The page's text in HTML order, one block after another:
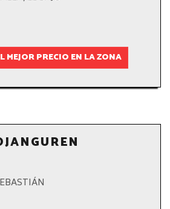
MEJOR PRECIO EN LA ZONA